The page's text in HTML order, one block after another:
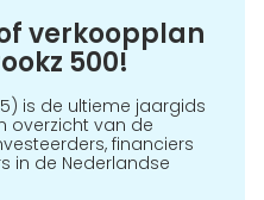
verkoopplan
500!
is de ultieme jaargids
overzicht van de
financiers
in de Nederlandse